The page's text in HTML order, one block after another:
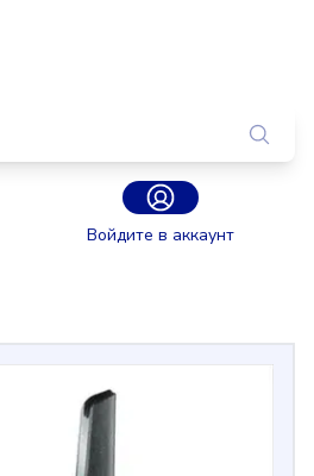
Войдите в аккаунт